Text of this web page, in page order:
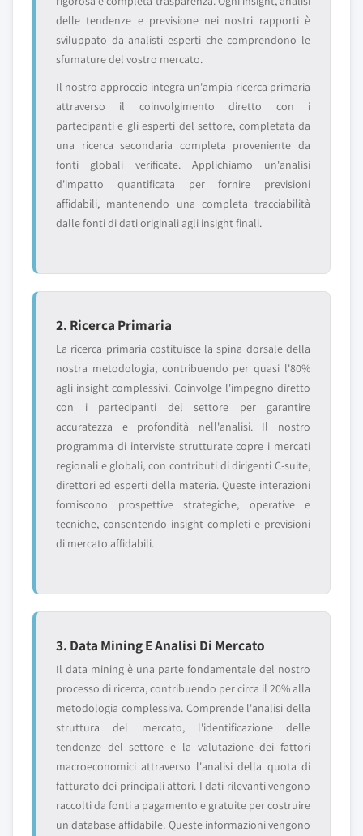
delle tendenze e previsione nei nostri rapporti è
sviluppato da analisti esperti che comprendono le
sfumature del vostro mercato.
Il nostro approccio integra un'ampia ricerca primaria
attraverso il coinvolgimento diretto con i
partecipanti e gli esperti del settore, completata da
una ricerca secondaria completa proveniente da
fonti globali verificate. Applichiamo un'analisi
d'impatto quantificata per fornire previsioni
affidabili, mantenendo una completa tracciabilità
dalle fonti di dati originali agli insight finali.
2. Ricerca Primaria
La ricerca primaria costituisce la spina dorsale della
nostra metodologia, contribuendo per quasi l'80%
agli insight complessivi. Coinvolge l'impegno diretto
con i partecipanti del settore per garantire
accuratezza e profondità nell'analisi. Il nostro
programma di interviste strutturate copre i mercati
regionali e globali, con contributi di dirigenti C-suite,
direttori ed esperti della materia. Queste interazioni
forniscono prospettive strategiche, operative e
tecniche, consentendo insight completi e previsioni
di mercato affidabili.
3. Data Mining E Analisi Di Mercato
Il data mining è una parte fondamentale del nostro
processo di ricerca, contribuendo per circa il 20% alla
metodologia complessiva. Comprende l'analisi della
struttura del mercato, l'identificazione delle
tendenze del settore e la valutazione dei fattori
macroeconomici attraverso l'analisi della quota di
fatturato dei principali attori. I dati rilevanti vengono
raccolti da fonti a pagamento e gratuite per costruire
un database affidabile. Queste informazioni vengono